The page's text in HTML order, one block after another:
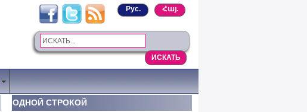
Հայ.
Рус.
ОДНОЙ СТРОКОЙ